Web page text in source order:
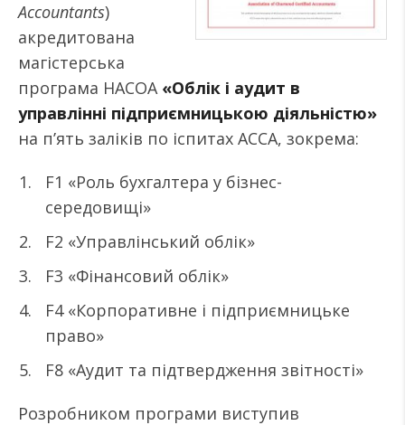
Accountants)
акредитована
магістерська
програма НАСОА «Облік і аудит в
управлінні підприємницькою діяльністю»
на п’ять заліків по іспитах АССА, зокрема:
F1 «Роль бухгалтера у бізнес-
середовищі»
F2 «Управлінський облік»
F3 «Фінансовий облік»
F4 «Корпоративне і підприємницьке
право»
F8 «Аудит та підтвердження звітності»
Розробником програми виступив